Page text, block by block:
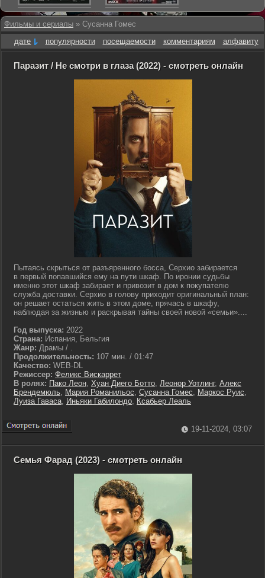
Фильмы и сериалы » Сусанна Гомес
дате
популярности посещаемости комментариям алфавиту
Паразит / Не смотри в глаза (2022) - смотреть онлайн
Пытаясь скрыться от разъяренного босса, Серхио забирается
в первый попавшийся ему на пути шкаф. По иронии судьбы
именно этот шкаф забирает и привозит в дом к покупателю
служба доставки. Серхио в голову приходит оригинальный план:
он решает остаться жить в этом доме, прячась в шкафу,
наблюдая за жизнью и раскрывая тайны своей новой «семьи»....
Год выпуска: 2022
Страна: Испания, Бельгия
Жанр: Драмы / .
Продолжительность: 107 мин. / 01:47
Качество: WEB-DL
Режиссер: Феликс Вискаррет
В ролях: Пако Леон, Хуан Диего Ботто, Леонор Уотлинг, Алекс
Брендемюль, Мария Романильос, Сусанна Гомес, Маркос Руис,
Луиза Гаваса, Иньяки Габилондо, Ксабьер Леаль
19-11-2024, 03:07
Семья Фарад (2023) - смотреть онлайн